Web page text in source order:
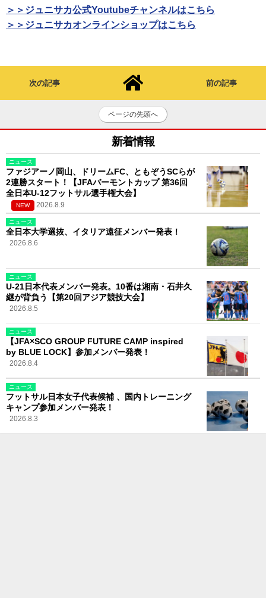
＞＞ジュニサカ公式Youtubeチャンネルはこちら
＞＞ジュニサカオンラインショップはこちら
次の記事 前の記事
ページの先頭へ
新着情報
ニュース
ファジアーノ岡山、ドリームFC、ともぞうSCらが
2連勝スタート！【JFAバーモントカップ 第36回
全日本U-12フットサル選手権大会】
NEW 2026.8.9
ニュース
全日本大学選抜、イタリア遠征メンバー発表！
2026.8.6
ニュース
U-21日本代表メンバー発表。10番は湘南・石井久
継が背負う【第20回アジア競技大会】
2026.8.5
ニュース
【JFA×SCO GROUP FUTURE CAMP inspired
by BLUE LOCK】参加メンバー発表！
2026.8.4
ニュース
フットサル日本女子代表候補 、国内トレーニング
キャンプ参加メンバー発表！
2026.8.3